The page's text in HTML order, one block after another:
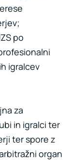
po
igralcev
za
in igralci ter
ter spore z
organ